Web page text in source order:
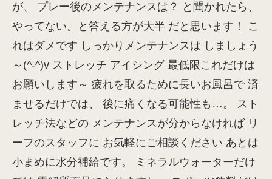
が、 プレー後のメンテナンスは？ と聞かれたら、
やってない。と答える方が大半 だと思います！ こ
れはダメです しっかりメンテナンスは しましょう
～(^-^)v ストレッチ アイシング 最低限これだけは
お願いします～ 疲れを取るために長いお風呂で 済
ませるだけでは、 後に痛くなる可能性も…。 スト
レッチ法などの メンテナンスが分からなければ リ
ーフのスタッフに お気軽にご相談ください あとは
小まめに水分補給です。 ミネラルウォーターだけ